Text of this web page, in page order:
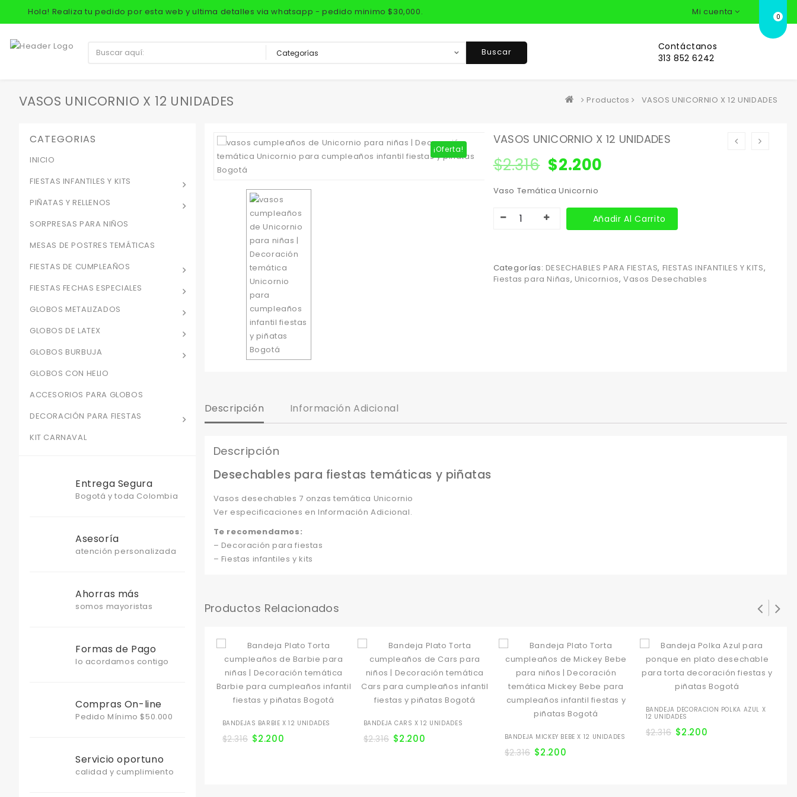
Hola! Realiza tu pedido por esta web y ultima detalles via whatsapp - pedido minimo $30,000. Mi cuenta 0
Contáctanos
313 852 6242
Buscar
VASOS UNICORNIO X 12 UNIDADES Productos VASOS UNICORNIO X 12 UNIDADES
¡Oferta!
VASOS UNICORNIO X 12 UNIDADES
$2.316 $2.200
Vaso Temática Unicornio
Añadir Al Carrito
Categorías: DESECHABLES PARA FIESTAS, FIESTAS INFANTILES Y KITS,
Fiestas para Niñas, Unicornios, Vasos Desechables
Descripción Información Adicional
Descripción
Desechables para fiestas temáticas y piñatas
Vasos desechables 7 onzas temática Unicornio
Ver especificaciones en Información Adicional.
Te recomendamos:
– Decoración para fiestas
– Fiestas infantiles y kits
Productos Relacionados
BANDEJAS BARBIE X 12 UNIDADES
$2.316 $2.200
BANDEJA CARS X 12 UNIDADES
$2.316 $2.200 BANDEJA MICKEY BEBE X 12 UNIDADES
$2.316 $2.200
BANDEJA DECORACION POLKA AZUL X
12 UNIDADES
$2.316 $2.200
CATEGORIAS
INICIO
FIESTAS INFANTILES Y KITS
PIÑATAS Y RELLENOS
SORPRESAS PARA NIÑOS
MESAS DE POSTRES TEMÁTICAS
FIESTAS DE CUMPLEAÑOS
FIESTAS FECHAS ESPECIALES
GLOBOS METALIZADOS
GLOBOS DE LATEX
GLOBOS BURBUJA
GLOBOS CON HELIO
ACCESORIOS PARA GLOBOS
DECORACIÓN PARA FIESTAS
KIT CARNAVAL
Entrega Segura
Bogotá y toda Colombia
Asesoría
atención personalizada
Ahorras más
somos mayoristas
Formas de Pago
lo acordamos contigo
Compras On-line
Pedido Mínimo $50.000
Servicio oportuno
calidad y cumplimiento